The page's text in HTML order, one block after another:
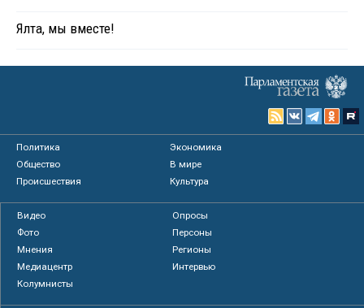
Ялта, мы вместе!
Политика
Экономика
Общество
В мире
Происшествия
Культура
Видео
Опросы
Фото
Персоны
Мнения
Регионы
Медиацентр
Интервью
Колумнисты